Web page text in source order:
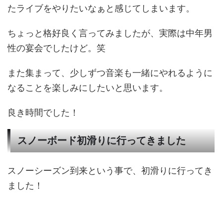
たライブをやりたいなぁと感じてしまいます。
ちょっと格好良く言ってみましたが、実際は中年男
性の宴会でしたけど。笑
また集まって、少しずつ音楽も一緒にやれるように
なることを楽しみにしたいと思います。
良き時間でした！
スノーボード初滑りに行ってきました
スノーシーズン到来という事で、初滑りに行ってき
ました！